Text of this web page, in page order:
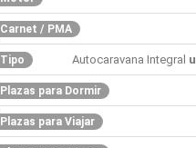
Carnet / PMA
Tipo Autocaravana Integral
Plazas para Dormir
Plazas para Viajar